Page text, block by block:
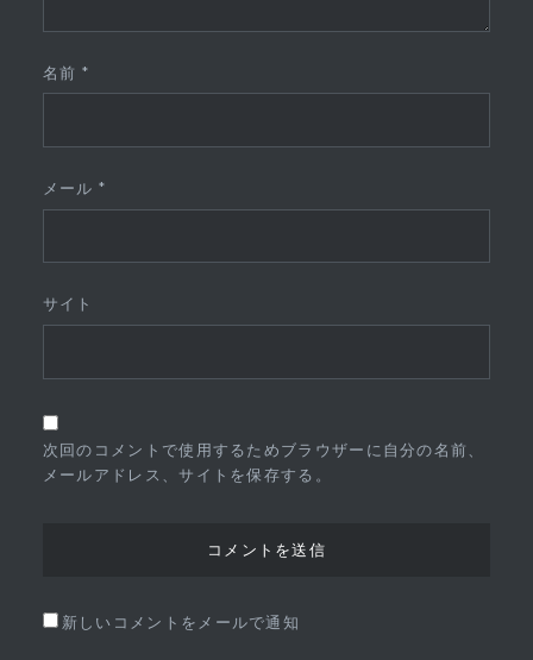
名前 *
メール*
サイト
次回のコメントで使用するためブラウザーに自分の名前、
メールアドレス、サイトを保存する。
新しいコメントをメールで通知